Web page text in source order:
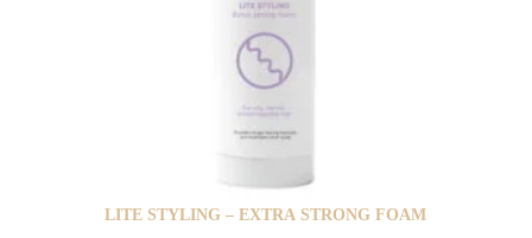
LITE STYLING – EXTRA STRONG FOAM